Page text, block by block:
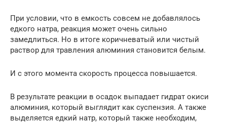
При условии, что в емкость совсем не добавлялось
едкого натра, реакция может очень сильно
замедлиться. Но в итоге коричневатый или чистый
раствор для травления алюминия становится белым.
И с этого момента скорость процесса повышается.
В результате реакции в осадок выпадает гидрат окиси
алюминия, который выглядит как суспензия. А также
выделяется едкий натр, который также необходим,